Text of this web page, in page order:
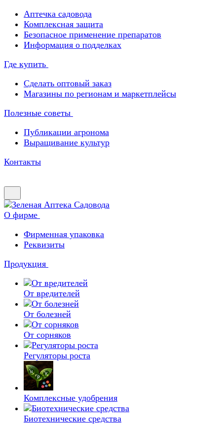
Аптечка садовода
Комплексная защита
Безопасное применение препаратов
Информация о подделках
Где купить
Сделать оптовый заказ
Магазины по регионам и маркетплейсы
Полезные советы
Публикации агронома
Выращивание культур
Контакты
О фирме
Фирменная упаковка
Реквизиты
Продукция
От вредителей
От болезней
От сорняков
Регуляторы роста
Комплексные удобрения
Биотехнические средства